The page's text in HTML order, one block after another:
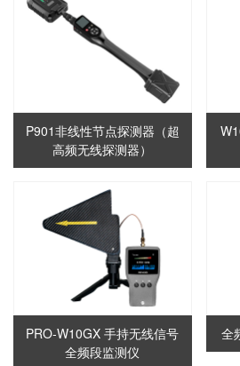
P901非线性节点探测器（超
高频无线探测器）
PRO-W10GX 手持无线信号
全频段监测仪
全